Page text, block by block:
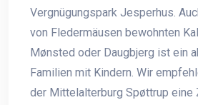
Vergnügungspark Jesperhus.
von Fledermäusen bewohnten
Mønsted oder Daugbjerg ist ein
Familien mit Kindern. Wir
der Mittelalterburg Spøttrup eine